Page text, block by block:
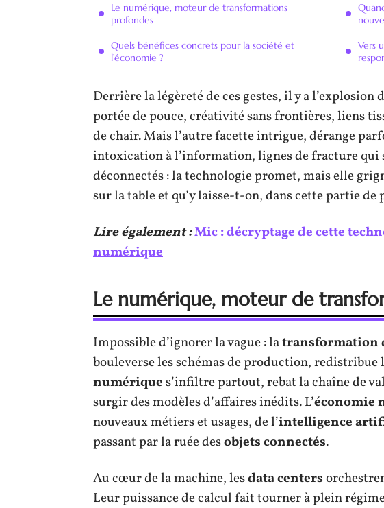
Le numérique, moteur de transformations
profondes
Quels bénéfices concrets pour la société et
l’économie ?
Vers
Derrière la légèreté de ces gestes, il y a l’explosion
portée de pouce, créativité sans frontières, liens
de chair. Mais l’autre facette intrigue, dérange
intoxication à l’information, lignes de fracture qui
déconnectés : la technologie promet, mais elle
sur la table et qu’y laisse-t-on, dans cette partie
Lire également :Mic : décryptage de cette
numérique
Le numérique, moteur de
Impossible d’ignorer la vague : latransformation
bouleverse les schémas de production, redistribue
numériques’infiltre partout, rebat la chaîne de
surgir des modèles d’affaires inédits. L’économie
nouveaux métiers et usages, de l’intelligence
passant par la ruée desobjets connectés.
Au cœur de la machine, lesdata centers
Leur puissance de calcul fait tourner à plein